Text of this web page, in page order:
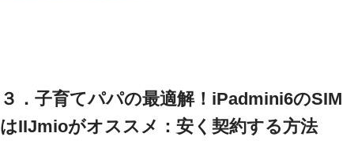
３．子育てパパの最適解！iPadmini6のSIM
はIIJmioがオススメ：安く契約する方法